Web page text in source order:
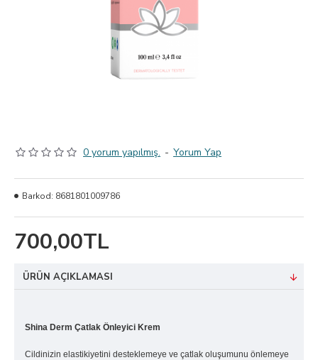
0 yorum yapılmış. - Yorum Yap
700,00TL
Barkod: 8681801009786
ÜRÜN AÇIKLAMASI
Shina Derm Çatlak Önleyici Krem
Cildinizin elastikiyetini desteklemeye ve çatlak oluşumunu önlemeye